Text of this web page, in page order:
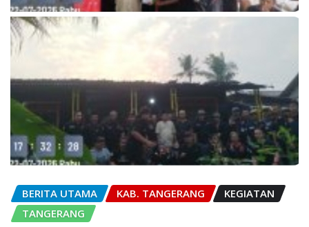
BERITA UTAMA KAB. TANGERANG
KEGIATAN
TANGERANG